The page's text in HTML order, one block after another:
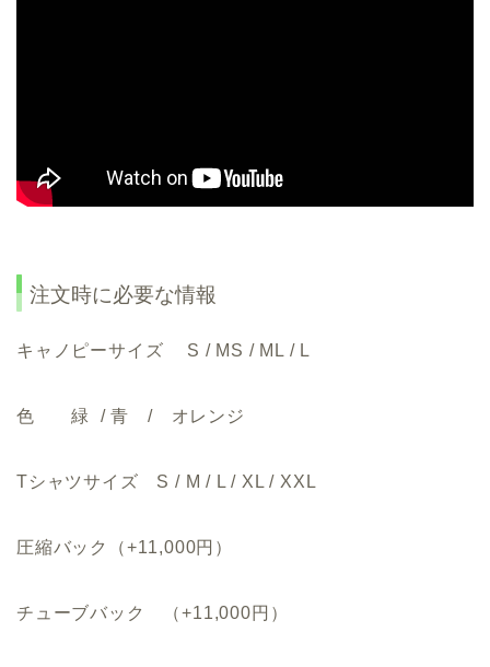
注文時に必要な情報
キャノピーサイズ S / MS / ML / L
色 緑 / 青 / オレンジ
Tシャツサイズ S / M / L / XL / XXL
圧縮バック（+11,000円）
チューブバック （+11,000円）